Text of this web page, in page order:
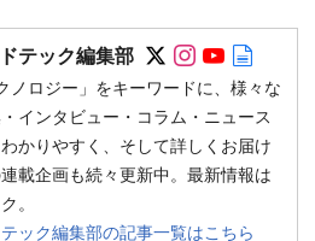
テック編集部 Follow on
Follow on
Follow
ノロジー」をキーワードに、様々な
インタビュー・コラム・ニュース
かりやすく、そして詳しくお届け
載企画も続々更新中。最新情報は
。
ック編集部の記事一覧はこちら